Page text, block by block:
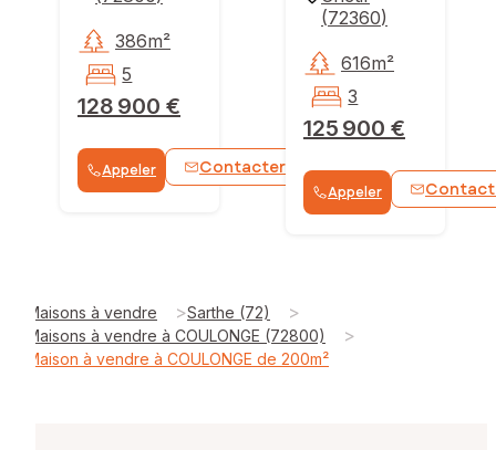
128 900 €
386m²
5
Appeler Contacter WhatsApp
(72360)
125 900 €
616m²
3
Appeler
Maisons à vendre >Sarthe (72) >
Maisons à vendre à COULONGE (72800) >
Maison à vendre à COULONGE de 200m²